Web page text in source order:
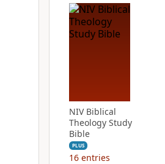
NIV Biblical
Theology Study
Bible
PLUS
16 entries